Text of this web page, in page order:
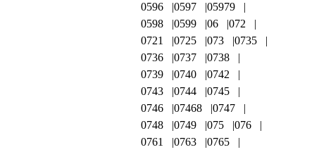
0596
0597
05979
0598
0599 06
072
0721
0725 073
0735
0736
0737
0738
0739
0740
0742
0743
0744
0745
0746
07468
0747
0748
0749 075
076
0761
0763
0765